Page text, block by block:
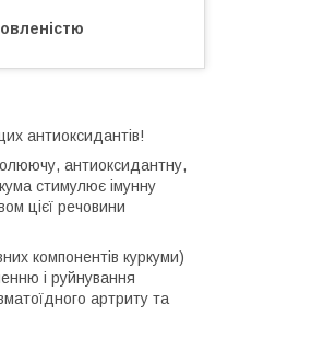
антиоксидантів!
антиоксидантну,
стимулює імунну
цієї речовини
компонентів куркуми)
і руйнування
артриту та